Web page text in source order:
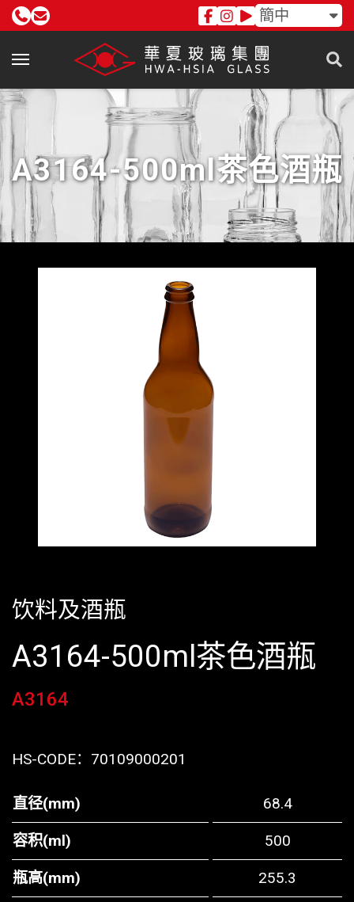
簡中
A3164-500ml茶色酒瓶
饮料及酒瓶
A3164-500ml茶色酒瓶
A3164
HS-CODE： 70109000201
直径(mm) 68.4
容积(ml) 500
瓶高(mm) 255.3